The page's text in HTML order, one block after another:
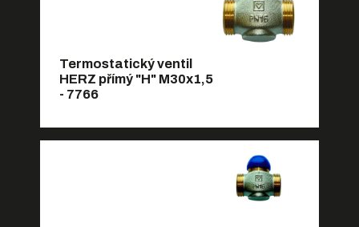
Termostatický ventil
HERZ přímý "H" M30x1,5
- 7766